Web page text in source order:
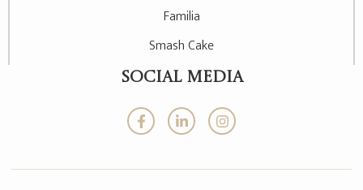
Familia
Smash Cake
SOCIAL MEDIA
F
a
b
L
i
e
I
n
a